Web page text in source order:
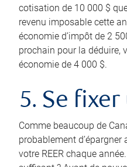
cotisation de 10 000 $
revenu imposable cette
économie d’impôt de 2
prochain pour la déduire,
économie de 4 000 $.
5. Se
Comme beaucoup de
probablement
votre REER chaque